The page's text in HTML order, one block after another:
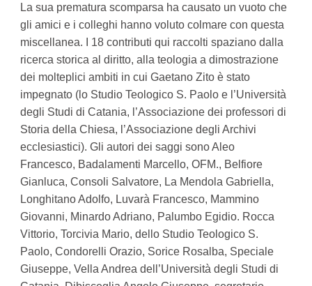
La sua prematura scomparsa ha causato un vuoto che
gli amici e i colleghi hanno voluto colmare con questa
miscellanea. I 18 contributi qui raccolti spaziano dalla
ricerca storica al diritto, alla teologia a dimostrazione
dei molteplici ambiti in cui Gaetano Zito è stato
impegnato (lo Studio Teologico S. Paolo e l’Università
degli Studi di Catania, l’Associazione dei professori di
Storia della Chiesa, l’Associazione degli Archivi
ecclesiastici). Gli autori dei saggi sono Aleo
Francesco, Badalamenti Marcello, OFM., Belfiore
Gianluca, Consoli Salvatore, La Mendola Gabriella,
Longhitano Adolfo, Luvarà Francesco, Mammino
Giovanni, Minardo Adriano, Palumbo Egidio. Rocca
Vittorio, Torcivia Mario, dello Studio Teologico S.
Paolo, Condorelli Orazio, Sorice Rosalba, Speciale
Giuseppe, Vella Andrea dell’Università degli Studi di